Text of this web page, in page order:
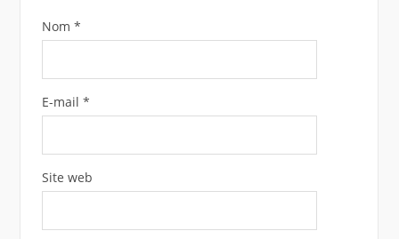
Nom *
E-mail *
Site web